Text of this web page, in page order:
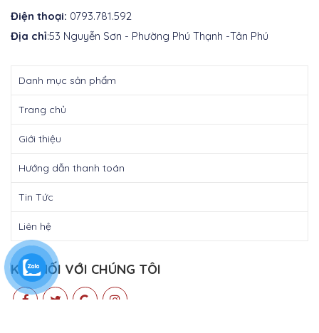
Điện thoại: 0793.781.592
Địa chỉ:53 Nguyễn Sơn - Phường Phú Thạnh -Tân Phú
Danh mục sản phẩm
Trang chủ
Giới thiệu
Hướng dẫn thanh toán
Tin Tức
Liên hệ
KẾT NỐI VỚI CHÚNG TÔI